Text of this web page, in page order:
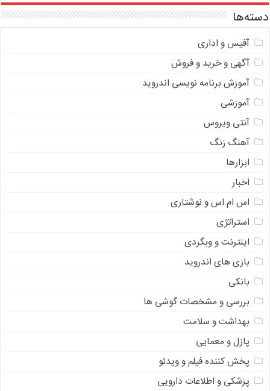
دسته‌ها
آفیس و اداری
آگهی و خرید و فروش
آموزش برنامه نویسی اندروید
آموزشی
آنتی ویروس
آهنگ زنگ
ابزارها
اخبار
اس ام اس و نوشتاری
استراتژی
اینترنت و وبگردی
بازی های اندروید
بانکی
بررسی و مشخصات گوشی ها
بهداشت و سلامت
پازل و معمایی
پخش کننده فیلم و ویدئو
پزشکی و اطلاعات دارویی